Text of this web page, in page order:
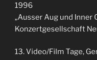
1996
„Ausser Aug und Inner
Konzertgesellschaft
13. Video/Film Tage,